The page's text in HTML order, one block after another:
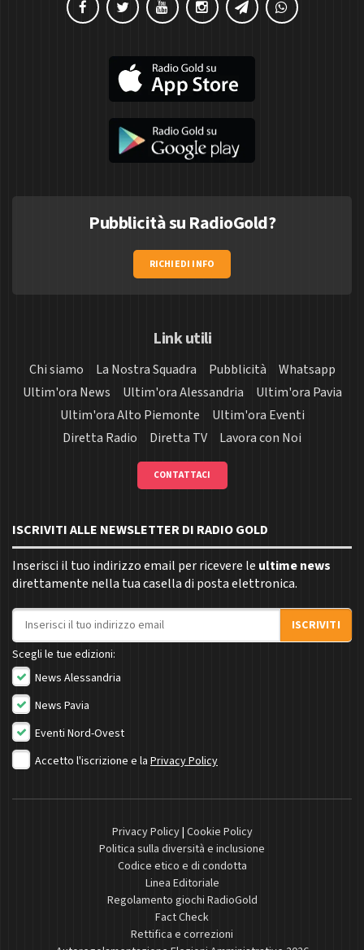
Pubblicità su RadioGold?
RICHIEDI INFO
Link utili
Chi siamo La Nostra Squadra Pubblicità
Whatsapp
Ultim'ora News
Ultim'ora Alessandria
Ultim'ora Pavia
Ultim'ora Alto Piemonte
Ultim'ora Eventi
Diretta Radio
Diretta TV Lavora con Noi
CONTATTACI
ISCRIVITI ALLE NEWSLETTER DI RADIO GOLD
Inserisci il tuo indirizzo email per ricevere le ultime news
direttamente nella tua casella di posta elettronica.
Indirizzo email
ISCRIVITI
Scegli le tue edizioni:
News Alessandria
News Pavia
Eventi Nord-Ovest
Accetto l'iscrizione e la Privacy Policy
Privacy Policy| Cookie Policy
Politica sulla diversità e inclusione
Codice etico e di condotta
Linea Editoriale
Regolamento giochi RadioGold
Fact Check
Rettifica e correzioni